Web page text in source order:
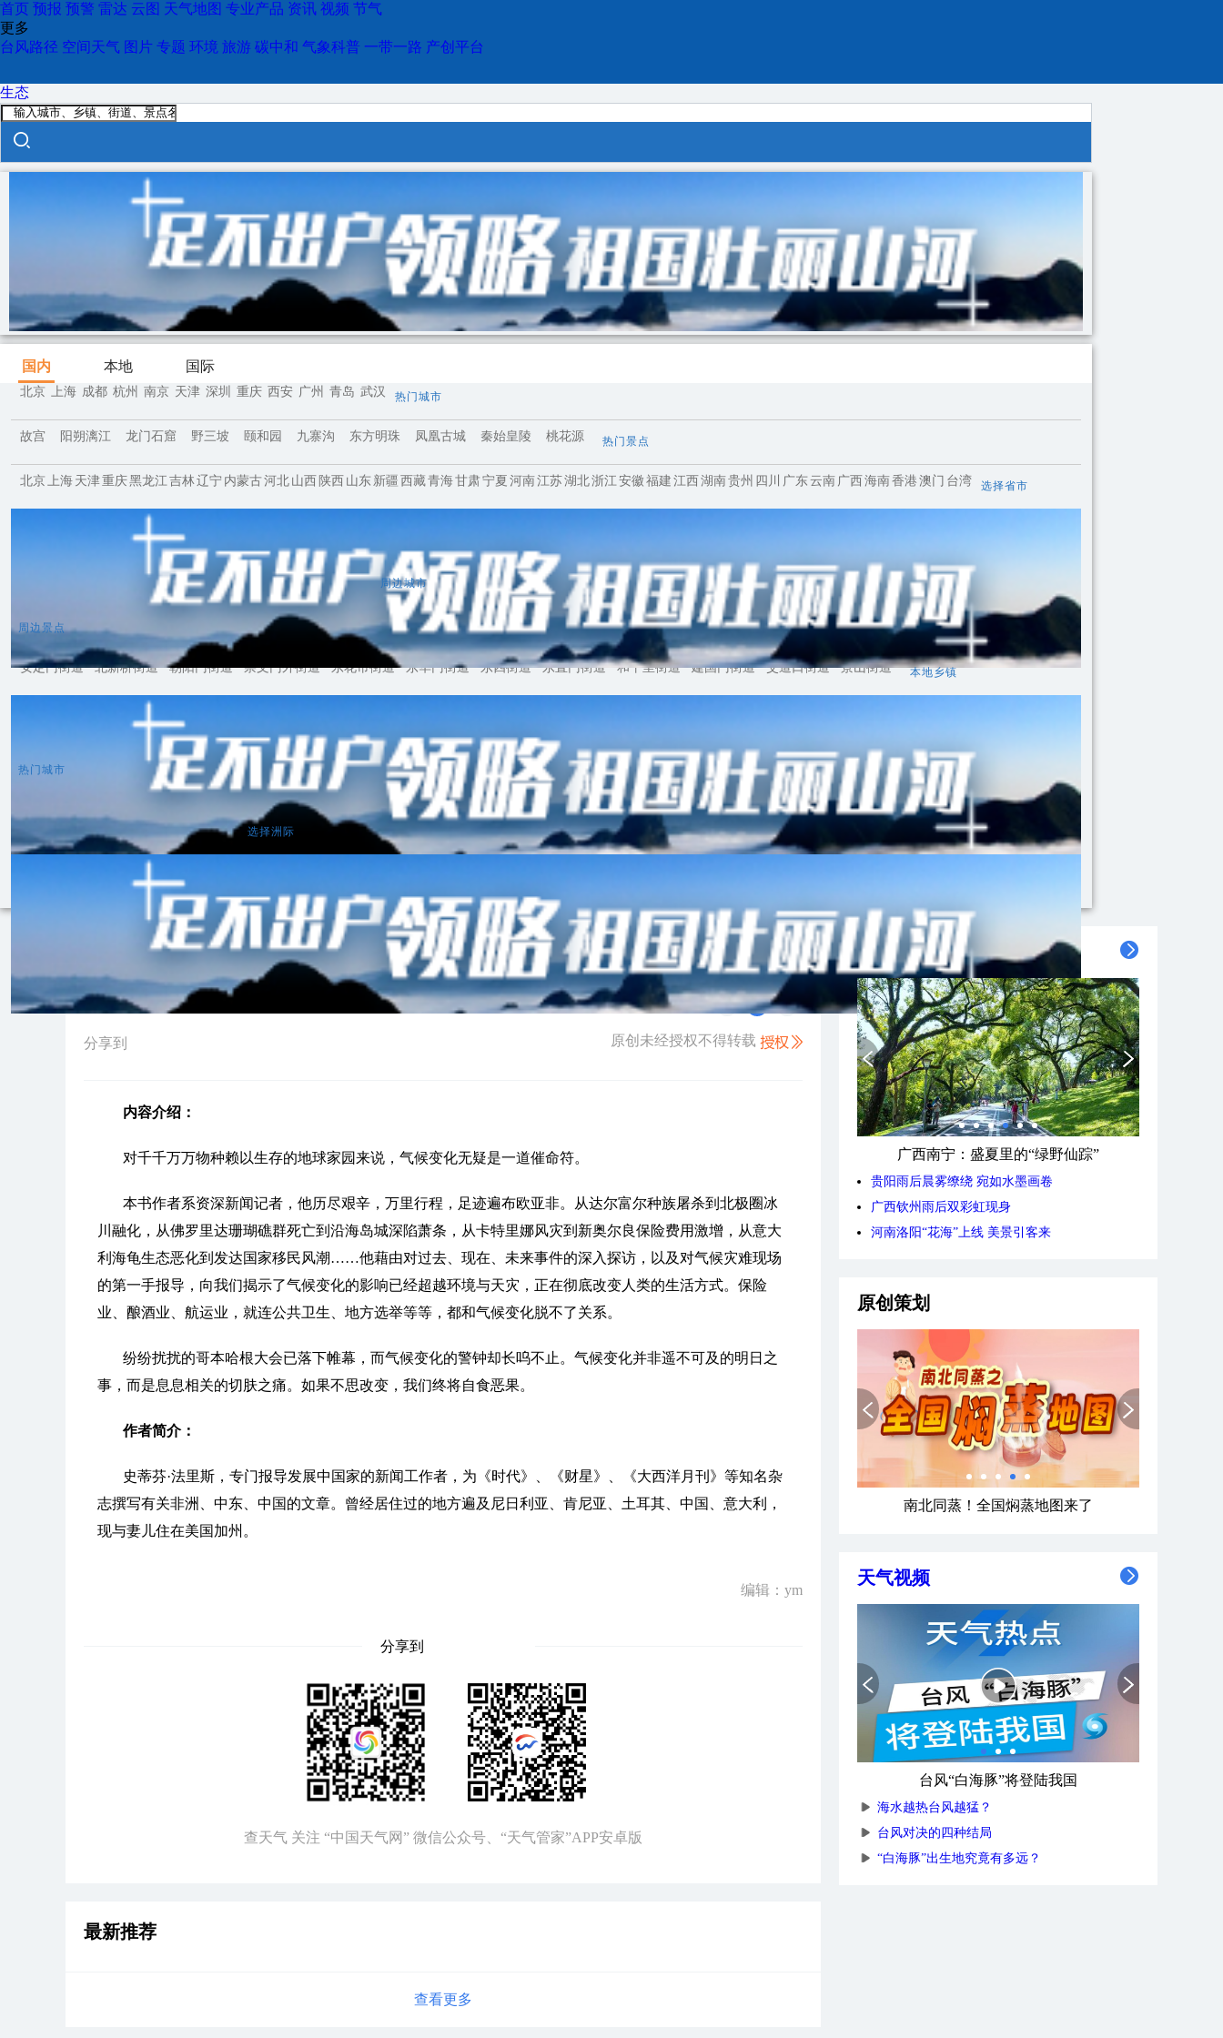
首页 预报 预警 雷达 云图 天气地图 专业产品 资讯 视频 节气
更多
台风路径 空间天气 图片 专题 环境 旅游 碳中和 气象科普 一带一路 产创平台
生态
国内 本地 国际
热门城市
北京 上海 成都 杭州 南京 天津 深圳 重庆 西安 广州 青岛 武汉
热门景点
故宫 阳朔漓江 龙门石窟 野三坡 颐和园 九寨沟 东方明珠 凤凰古城 秦始皇陵 桃花源
选择省市
北京上海 天津重庆黑龙江吉林辽宁 内蒙古河北 山西 陕西 山东 新疆 西藏青海甘肃宁夏 河南江苏湖北浙江安徽 福建 江西 湖南贵州 四川 广东云南 广西 海南香港 澳门 台湾
周边城市
香河三河张家口 沧州 天津唐山保定 廊坊
周边景点
本地乡镇
安定门街道 北新桥街道 朝阳门街道 崇文门外街道 东花市街道 东华门街道 东四街道 东直门街道 和平里街道 建国门街道 交道口街道 景山街道
热门城市
吉隆坡 新加坡 巴黎 罗马 伦敦 雅典 柏林 纽约 温哥华 墨西哥城 哈瓦那 圣何塞 巴西利亚 布宜诺斯艾利斯 圣地亚哥 利马 悉尼
墨
内罗毕 开普敦 维多利亚 拉巴特
选择洲际
南美洲 非洲 大洋洲
大迁移：气候变化与人类的未来
2014-12-12 09:55:38 字号 大 中 小
分享到 原创未经授权不得转载
内容介绍：
对千千万万物种赖以生存的地球家园来说，气候变化无疑是一道催命符。
本书作者系资深新闻记者，他历尽艰辛，万里行程，足迹遍布欧亚非。从达尔富尔种族屠杀到北极圈冰
川融化，从佛罗里达珊瑚礁群死亡到沿海岛城深陷萧条，从卡特里娜风灾到新奥尔良保险费用激增，从意大
利海龟生态恶化到发达国家移民风潮……他藉由对过去、现在、未来事件的深入探访，以及对气候灾难现场
的第一手报导，向我们揭示了气候变化的影响已经超越环境与天灾，正在彻底改变人类的生活方式。保险
业、酿酒业、航运业，就连公共卫生、地方选举等等，都和气候变化脱不了关系。
纷纷扰扰的哥本哈根大会已落下帷幕，而气候变化的警钟却长呜不止。气候变化并非遥不可及的明日之
事，而是息息相关的切肤之痛。如果不思改变，我们终将自食恶果。
作者简介：
史蒂芬·法里斯，专门报导发展中国家的新闻工作者，为《时代》、《财星》、《大西洋月刊》等知名杂
志撰写有关非洲、中东、中国的文章。曾经居住过的地方遍及尼日利亚、肯尼亚、土耳其、中国、意大利，
现与妻儿住在美国加州。
编辑：ym
分享到
查天气 关注 “中国天气网” 微信公众号、“天气管家”APP安卓版
最新推荐
查看更多
精彩图集
广西南宁：盛夏里的“绿野仙踪”
贵阳雨后晨雾缭绕 宛如水墨画卷
广西钦州雨后双彩虹现身
河南洛阳“花海”上线 美景引客来
原创策划
南北同蒸！全国焖蒸地图来了
天气视频
台风“白海豚”将登陆我国
海水越热台风越猛？
台风对决的四种结局
“白海豚”出生地究竟有多远？